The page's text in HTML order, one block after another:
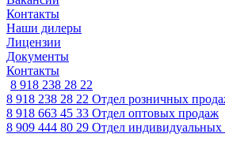
Контакты
Наши дилеры
Лицензии
Документы
Контакты
8 918 238 28 22
8 918 238 28 22 Отдел розничных
8 918 663 45 33 Отдел оптовых продаж
8 909 444 80 29 Отдел индивидуальных